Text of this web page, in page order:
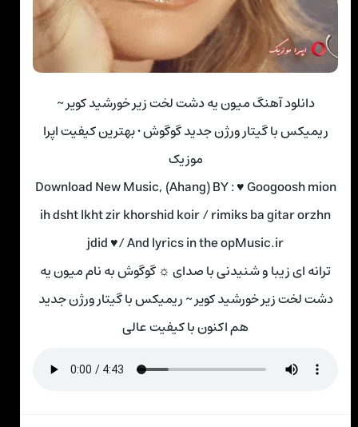
دانلود آهنگ میون یه دشت لخت زیر خورشید کویر ~
ریمیکس با گیتار ورژن جدید گوگوش • بهترین کیفیت اپرا
موزیک
Download New Music, (Ahang) BY : ♥ Googoosh mion
ih dsht lkht zir khorshid koir / rimiks ba gitar orzhn
jdid ♥/ And lyrics in the opMusic.ir
ترانه ای زیبا و شنیدنی با صدای ☼ گوگوش به نام میون یه
دشت لخت زیر خورشید کویر ~ ریمیکس با گیتار ورژن جدید
هم اکنون با کیفیت عالی